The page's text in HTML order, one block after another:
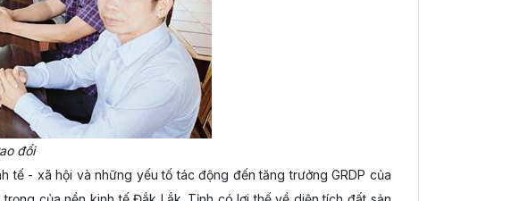
đổi
- xã hội và những yếu tố tác động đến tăng trưởng GRDP của